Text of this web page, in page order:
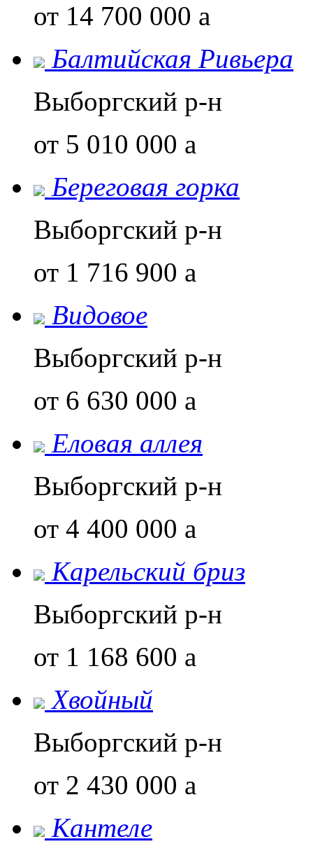
от 14 700 000 a
Балтийская Ривьера
Выборгский р-н
от 5 010 000 a
Береговая горка
Выборгский р-н
от 1 716 900 a
Видовое
Выборгский р-н
от 6 630 000 a
Еловая аллея
Выборгский р-н
от 4 400 000 a
Карельский бриз
Выборгский р-н
от 1 168 600 a
Хвойный
Выборгский р-н
от 2 430 000 a
Кантеле